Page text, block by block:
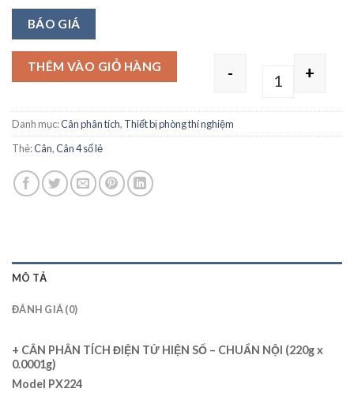
BÁO GIÁ
Quantity
- +
THÊM VÀO GIỎ HÀNG
Danh mục:Cân phân tích, Thiết bị phòng thí nghiệm
Thẻ:Cân,Cân 4 số lẻ
MÔ TẢ
ĐÁNH GIÁ (0)
+ CÂN PHÂN TÍCH ĐIỆN TỬ HIỆN SỐ – CHUẨN NỘI (220g x
0.0001g)
Model PX224